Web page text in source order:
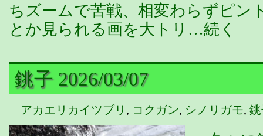
ちズームで苦戦、相変わらずピ
とか見られる画を大トリ…続く
銚子 2026/03/07
アカエリカイツブリ , コクガン, シノリガモ,